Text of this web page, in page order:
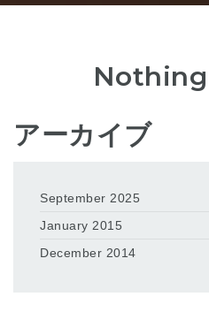
アーカイブ
September 2025
January 2015
December 2014